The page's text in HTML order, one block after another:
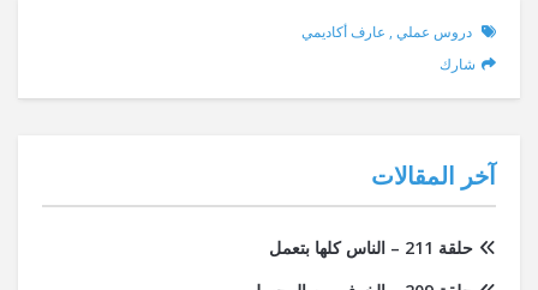
دروس عملي , عارف أكاديمي
شارك
آخر المقالات
حلقة 211 – الناس كلها بتعمل